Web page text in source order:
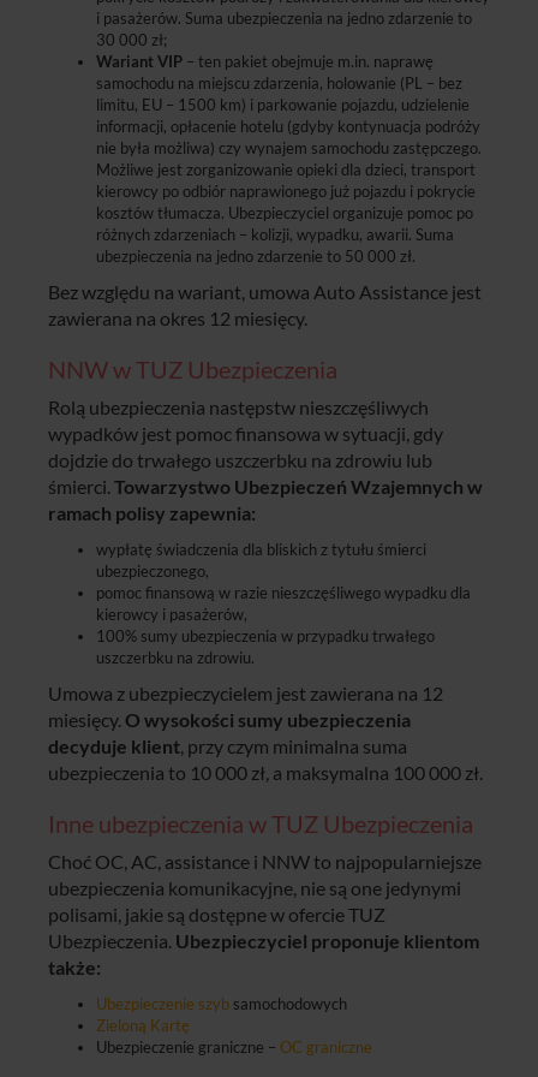
i pasażerów. Suma ubezpieczenia na jedno zdarzenie to
30 000 zł;
Wariant VIP – ten pakiet obejmuje m.in. naprawę
samochodu na miejscu zdarzenia, holowanie (PL – bez
limitu, EU – 1500 km) i parkowanie pojazdu, udzielenie
informacji, opłacenie hotelu (gdyby kontynuacja podróży
nie była możliwa) czy wynajem samochodu zastępczego.
Możliwe jest zorganizowanie opieki dla dzieci, transport
kierowcy po odbiór naprawionego już pojazdu i pokrycie
kosztów tłumacza. Ubezpieczyciel organizuje pomoc po
różnych zdarzeniach – kolizji, wypadku, awarii. Suma
ubezpieczenia na jedno zdarzenie to 50 000 zł.
Bez względu na wariant, umowa Auto Assistance jest
zawierana na okres 12 miesięcy.
NNW w TUZ Ubezpieczenia
Rolą ubezpieczenia następstw nieszczęśliwych
wypadków jest pomoc finansowa w sytuacji, gdy
dojdzie do trwałego uszczerbku na zdrowiu lub
śmierci. Towarzystwo Ubezpieczeń Wzajemnych w
ramach polisy zapewnia:
wypłatę świadczenia dla bliskich z tytułu śmierci
ubezpieczonego,
pomoc finansową w razie nieszczęśliwego wypadku dla
kierowcy i pasażerów,
100% sumy ubezpieczenia w przypadku trwałego
uszczerbku na zdrowiu.
Umowa z ubezpieczycielem jest zawierana na 12
miesięcy. O wysokości sumy ubezpieczenia
decyduje klient, przy czym minimalna suma
ubezpieczenia to 10 000 zł, a maksymalna 100 000 zł.
Inne ubezpieczenia w TUZ Ubezpieczenia
Choć OC, AC, assistance i NNW to najpopularniejsze
ubezpieczenia komunikacyjne, nie są one jedynymi
polisami, jakie są dostępne w ofercie TUZ
Ubezpieczenia. Ubezpieczyciel proponuje klientom
także:
Ubezpieczenie szyb samochodowych
Zieloną Kartę
Ubezpieczenie graniczne – OC graniczne